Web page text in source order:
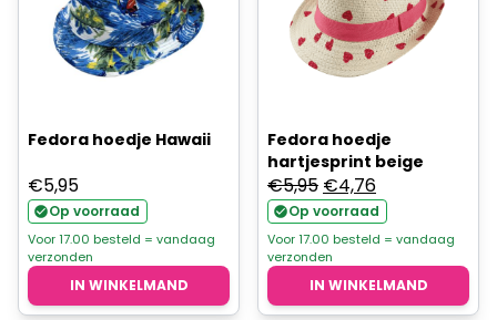
Fedora hoedje Hawaii
€5,95
Op voorraad
Voor 17.00 besteld = vandaag
verzonden
IN WINKELMAND
Fedora hoedje
hartjesprint beige
€5,95 Oorspronkelijke
prijs
was:
€5,95.
€4,76Huidige
prijs
is:
€4,76.
Op voorraad
Voor 17.00 besteld = vandaag
verzonden
IN WINKELMAND